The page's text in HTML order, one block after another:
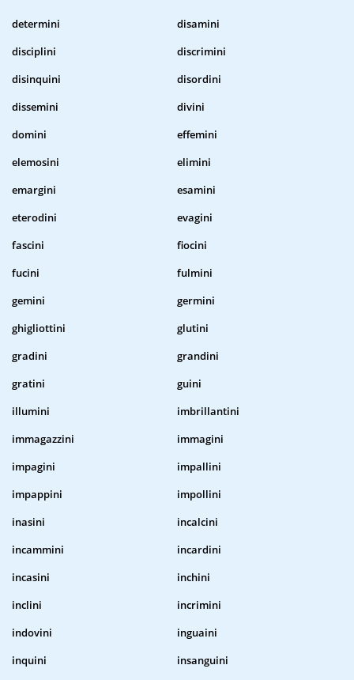
determini
disamini
disciplini
discrimini
disinquini
disordini
dissemini
divini
domini
effemini
elemosini
elimini
emargini
esamini
eterodini
evagini
fascini
fiocini
fucini
fulmini
gemini
germini
ghigliottini
glutini
gradini
grandini
gratini
guini
illumini
imbrillantini
immagazzini
immagini
impagini
impallini
impappini
impollini
inasini
incalcini
incammini
incardini
incasini
inchini
inclini
incrimini
indovini
inguaini
inquini
insanguini